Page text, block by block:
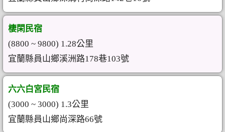
棲閑民宿
(8800 ~ 9800) 1.28公里
宜蘭縣員山鄉溪洲路178巷103號
六六白宮民宿
(3000 ~ 3000) 1.3公里
宜蘭縣員山鄉尚深路66號